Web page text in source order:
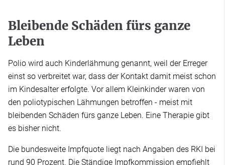
Bleibende Schäden fürs ganze
Leben
Polio wird auch Kinderlähmung genannt, weil der Erreger
einst so verbreitet war, dass der Kontakt damit meist schon
im Kindesalter erfolgte. Vor allem Kleinkinder waren von
den poliotypischen Lähmungen betroffen - meist mit
bleibenden Schäden fürs ganze Leben. Eine Therapie gibt
es bisher nicht.
Die bundesweite Impfquote liegt nach Angaben des RKI bei
rund 90 Prozent. Die Ständige Impfkommission empfiehlt